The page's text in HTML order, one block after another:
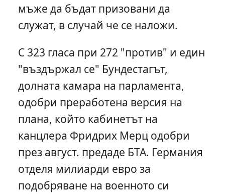
мъже да бъдат призовани да
служат, в случай че се наложи.
С 323 гласа при 272 "против" и един
"въздържал се" Бундестагът,
долната камара на парламента,
одобри преработена версия на
плана, който кабинетът на
канцлера Фридрих Мерц одобри
през август. предаде БТА. Германия
отделя милиарди евро за
подобряване на военното си